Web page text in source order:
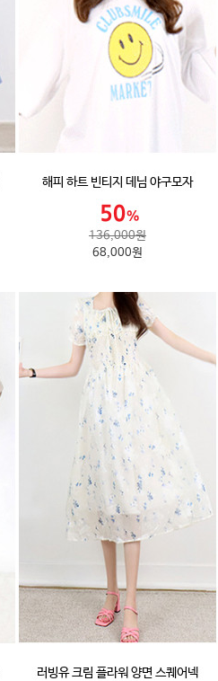
해피 하트 빈티지 데님 야구모자
136,000원
68,000원
러빙유 크림 플라워 양면 스퀘어넥